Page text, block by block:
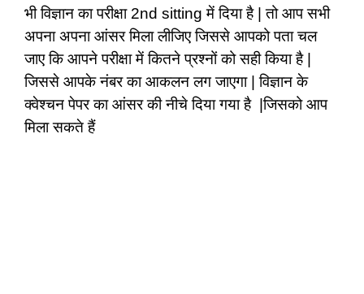
भी विज्ञान का परीक्षा 2nd sitting मेंदिया है | तो आप सभी
अपना अपना आंसर मिला लीजिए जिससे आपको पता चल
जाए कि आपने परीक्षा में कितने प्रश्नों को सही किया है |
जिससे आपके नंबर का आकलन लग जाएगा | विज्ञान के
क्वेश्चन पेपर का आंसर की नीचे दिया गया है |जिसको आप
मिला सकते हैं